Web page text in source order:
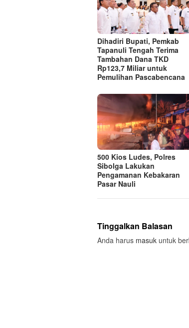
Dihadiri Bupati, Pemkab
Tapanuli Tengah Terima
Tambahan Dana TKD
Rp123,7 Miliar untuk
Pemulihan Pascabencana
500 Kios Ludes, Polres
Sibolga Lakukan
Pengamanan Kebakaran
Pasar Nauli
Tinggalkan Balasan
Anda harus masuk untuk